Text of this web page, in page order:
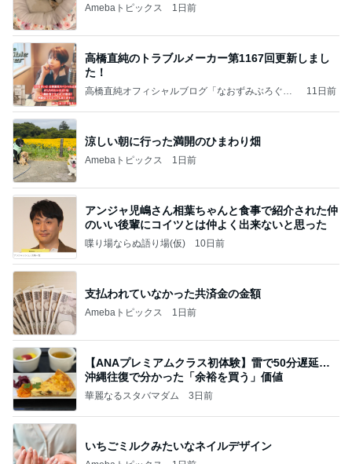
Amebaトピックス 1日前
高橋直純のトラブルメーカー第1167回更新しまし
た！
高橋直純オフィシャルブログ「なおずみぶろぐ」
11日前
涼しい朝に行った満開のひまわり畑
Amebaトピックス 1日前
アンジャ児嶋さん相葉ちゃんと食事で紹介された仲
のいい後輩にコイツとは仲よく出来ないと思った
喋り場ならぬ語り場(仮) 10日前
支払われていなかった共済金の金額
Amebaトピックス 1日前
【ANAプレミアムクラス初体験】雷で50分遅延…
沖縄往復で分かった「余裕を買う」価値
華麗なるスタバマダム 3日前
いちごミルクみたいなネイルデザイン